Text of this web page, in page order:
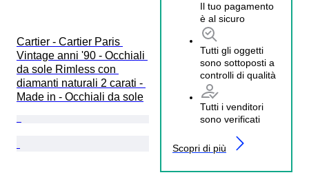
Il tuo pagamento
è al sicuro
Tutti gli oggetti
sono sottoposti a
controlli di qualità
Tutti i venditori
sono verificati
Scopri di più
Cartier - Cartier Paris
Vintage anni '90 - Occhiali
da sole Rimless con
diamanti naturali 2 carati -
Made in - Occhiali da sole